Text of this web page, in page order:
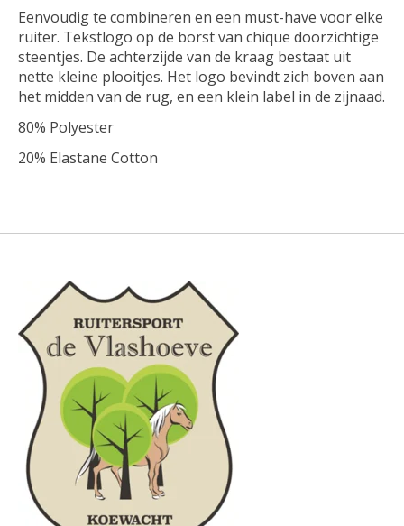
Eenvoudig te combineren en een must-have voor elke
ruiter. Tekstlogo op de borst van chique doorzichtige
steentjes. De achterzijde van de kraag bestaat uit
nette kleine plooitjes. Het logo bevindt zich boven aan
het midden van de rug, en een klein label in de zijnaad.
80% Polyester
20% Elastane Cotton